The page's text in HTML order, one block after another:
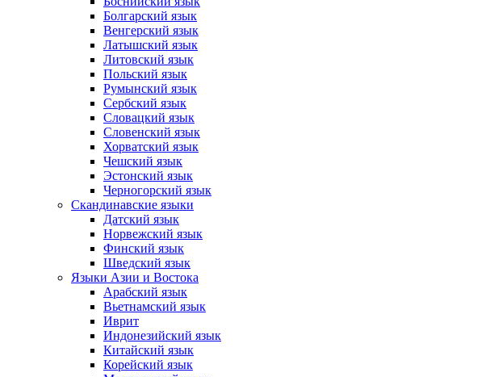
Болгарский язык
Венгерский язык
Латышский язык
Литовский язык
Польский язык
Румынский язык
Сербский язык
Словацкий язык
Словенский язык
Хорватский язык
Чешский язык
Эстонский язык
Черногорский язык
Скандинавские языки
Датский язык
Норвежский язык
Финский язык
Шведский язык
Языки Азии и Востока
Арабский язык
Вьетнамский язык
Иврит
Индонезийский язык
Китайский язык
Корейский язык